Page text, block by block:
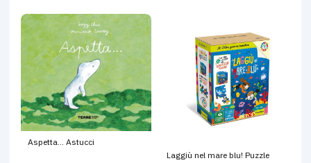
Aspetta... Astucci
Laggiù nel mare blu! Puzzle